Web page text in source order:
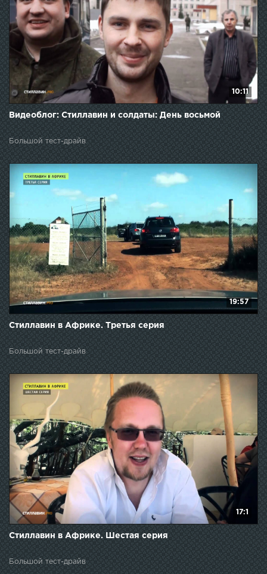
10:11
Видеоблог: Стиллавин и солдаты: День восьмой
Большой тест-драйв
19:57
Стиллавин в Африке. Третья серия
Большой тест-драйв
17:1
Стиллавин в Африке. Шестая серия
Большой тест-драйв